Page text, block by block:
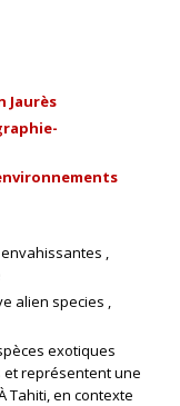
Jaurès
alien species
exotiques
et représentent une
Tahiti, en contexte